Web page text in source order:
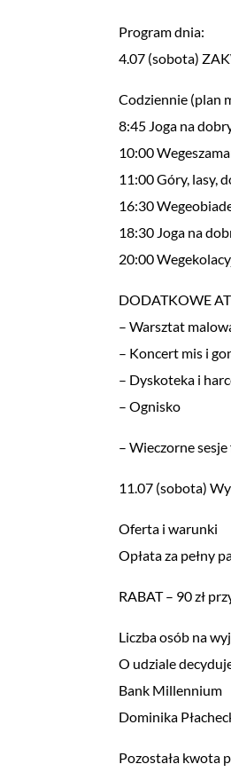
Program dnia:
4.07 (sobota)
Codziennie (plan
8:45 Joga na
10:00
11:00 Góry, lasy,
16:30
18:30 Joga na
20:00
DODATKOWE
– Warsztat
– Koncert mis i
– Dyskoteka i
– Ognisko
– Wieczorne
11.07 (sobota)
Oferta i warunki
Opłata za pełny
RABAT – 90 zł
Liczba osób na
O udziale
Bank Millennium
Dominika
Pozostała kwota